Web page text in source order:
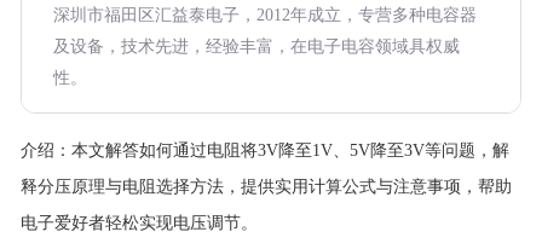
深圳市福田区汇益泰电子，2012年成立，专营多种电容器
及设备，技术先进，经验丰富，在电子电容领域具权威
性。
介绍： 本文解答如何通过电阻将3V降至1V、5V降至3V等问题，解
释分压原理与电阻选择方法，提供实用计算公式与注意事项，帮助
电子爱好者轻松实现电压调节。